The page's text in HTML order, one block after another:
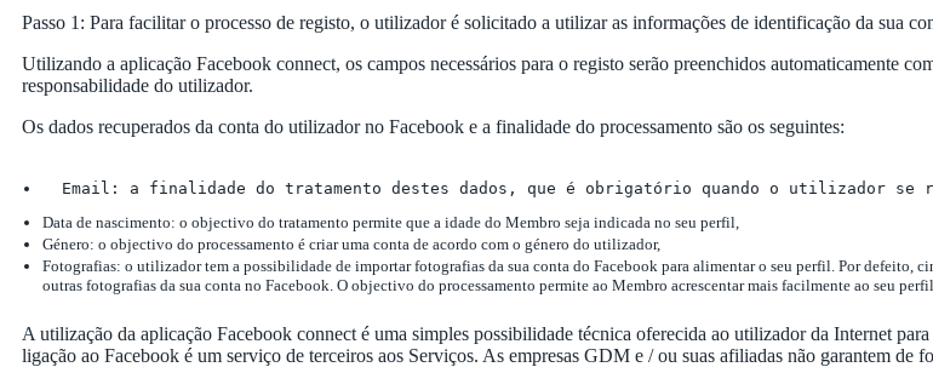
Passo 1: Para facilitar o processo de registo, o utilizador é solicitado a utilizar as informações de identificação da sua
Utilizando a aplicação Facebook connect, os campos necessários para o registo serão preenchidos automaticamente
responsabilidade do utilizador.
Os dados recuperados da conta do utilizador no Facebook e a finalidade do processamento são os seguintes:
Email: a finalidade do tratamento destes dados, que é obrigatório quando o utilizador se
Data de nascimento: o objectivo do tratamento permite que a idade do Membro seja indicada no seu perfil,
Género: o objectivo do processamento é criar uma conta de acordo com o género do utilizador,
Fotografias: o utilizador tem a possibilidade de importar fotografias da sua conta do Facebook para alimentar o seu perfil. Por defeito,
outras fotografias da sua conta no Facebook. O objectivo do processamento permite ao Membro acrescentar mais facilmente ao seu perfil.
A utilização da aplicação Facebook connect é uma simples possibilidade técnica oferecida ao utilizador da Internet
ligação ao Facebook é um serviço de terceiros aos Serviços. As empresas GDM e / ou suas afiliadas não garantem